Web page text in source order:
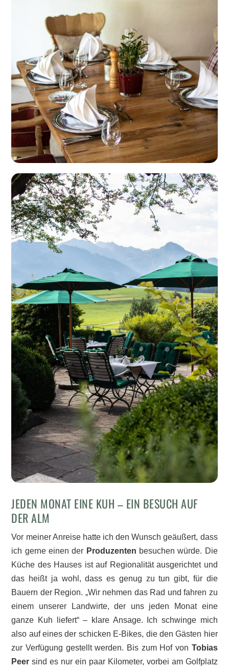
JEDEN MONAT EINE KUH – EIN BESUCH AUF
DER ALM
Vor meiner Anreise hatte ich den Wunsch geäußert, dass
ich gerne einen der Produzenten besuchen würde. Die
Küche des Hauses ist auf Regionalität ausgerichtet und
das heißt ja wohl, dass es genug zu tun gibt, für die
Bauern der Region. „Wir nehmen das Rad und fahren zu
einem unserer Landwirte, der uns jeden Monat eine
ganze Kuh liefert“ – klare Ansage. Ich schwinge mich
also auf eines der schicken E-Bikes, die den Gästen hier
zur Verfügung gestellt werden. Bis zum Hof von Tobias
Peer sind es nur ein paar Kilometer, vorbei am Golfplatz